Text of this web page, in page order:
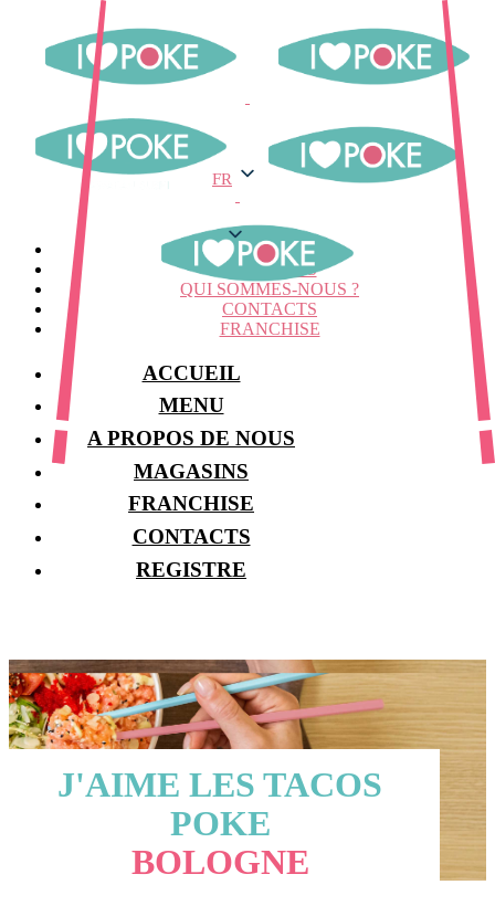
FR
MENU
MAGASINS
QUI SOMMES-NOUS ?
CONTACTS
FRANCHISE
ACCUEIL
MENU
A PROPOS DE NOUS
MAGASINS
FRANCHISE
CONTACTS
REGISTRE
J'AIME LES TACOS
POKE
BOLOGNE